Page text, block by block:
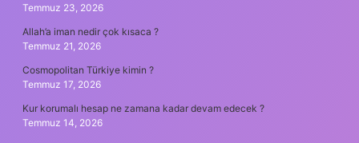
Temmuz 23, 2026
Allah’a iman nedir çok kısaca ?
Temmuz 21, 2026
Cosmopolitan Türkiye kimin ?
Temmuz 17, 2026
Kur korumalı hesap ne zamana kadar devam edecek ?
Temmuz 14, 2026